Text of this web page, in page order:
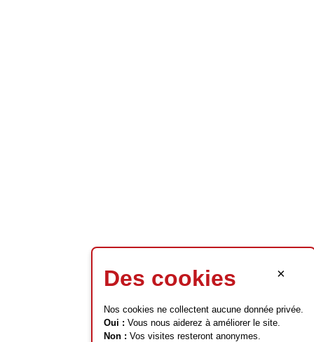
×
Des cookies
Nos cookies ne collectent aucune donnée privée.
Oui : Vous nous aiderez à améliorer le site.
Non : Vos visites resteront anonymes.